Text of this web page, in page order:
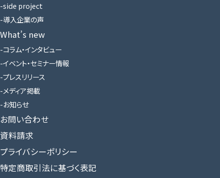
side project
導入企業の声
What’s new
コラム・インタビュー
イベント・セミナー情報
プレスリリース
メディア掲載
お知らせ
お問い合わせ
資料請求
プライバシーポリシー
特定商取引法に基づく表記